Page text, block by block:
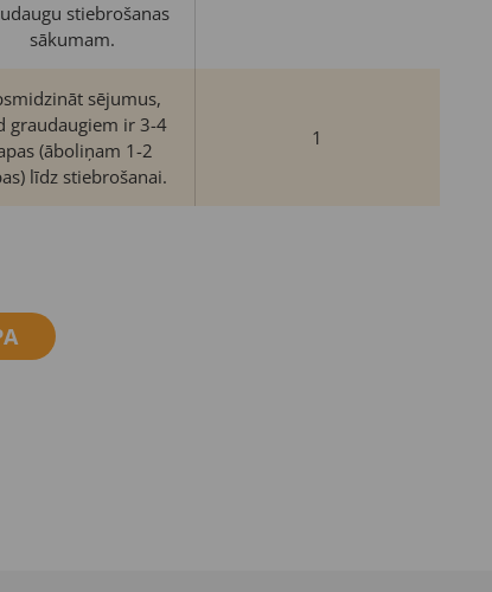
stiebrošanas
sākumam.
sējumus,
graudaugiem ir 3-4
(āboliņam 1-2
līdz stiebrošanai.
1